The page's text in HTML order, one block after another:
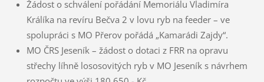
Žádost o schválení pořádání Memoriálu Vladimíra
Králíka na revíru Bečva 2 v lovu ryb na feeder – ve
spolupráci s MO Přerov pořádá „Kamarádi Zajdy“.
MO ČRS Jeseník – žádost o dotaci z FRR na opravu
střechy líhně lososovitých ryb v MO Jeseník s návrhem